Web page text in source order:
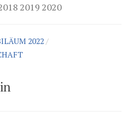
2019 2020
2022/